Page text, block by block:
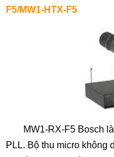
F5/MW1-HTX-F5
MW1-RX-F5 Bosch
PLL. Bộ thu micro không